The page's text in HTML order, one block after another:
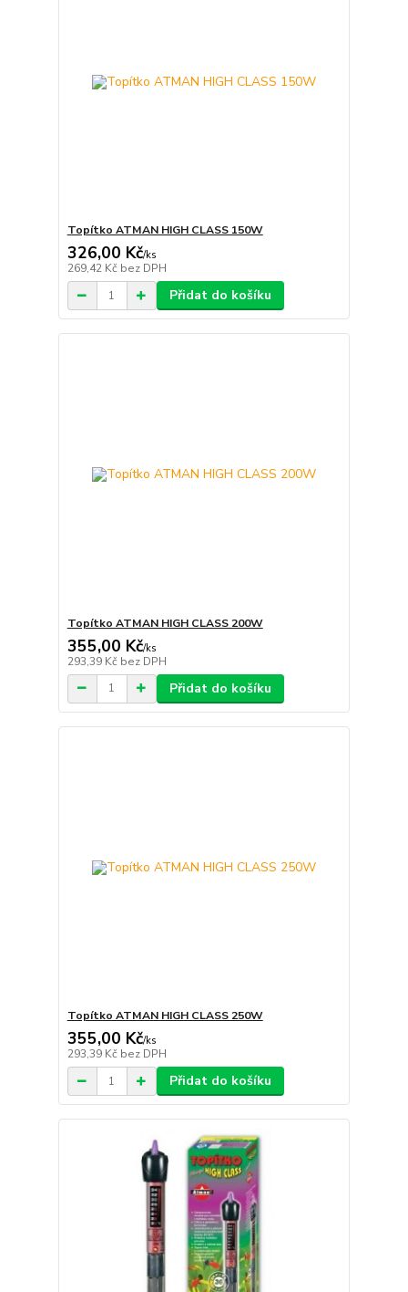
Topítko ATMAN HIGH CLASS 150W
326,00 Kč/ks
269,42 Kč bez DPH
Přidat do košíku
Topítko ATMAN HIGH CLASS 200W
355,00 Kč/ks
293,39 Kč bez DPH
Přidat do košíku
Topítko ATMAN HIGH CLASS 250W
355,00 Kč/ks
293,39 Kč bez DPH
Přidat do košíku